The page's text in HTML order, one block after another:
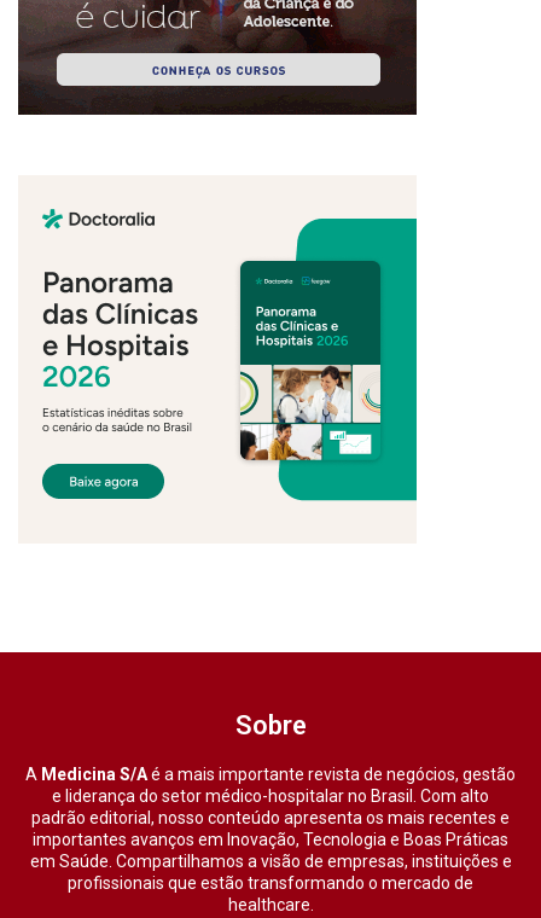
Sobre
A Medicina S/Aé a mais importante revista de negócios, gestão
e liderança do setor médico-hospitalar no Brasil. Com alto
padrão editorial, nosso conteúdo apresenta os mais recentes e
importantes avanços em Inovação, Tecnologia e Boas Práticas
em Saúde. Compartilhamos a visão de empresas, instituições e
profissionais que estão transformando o mercado de
healthcare.